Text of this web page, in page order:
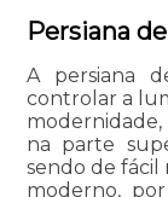
Persiana
A persiana
controlar a
na parte
sendo de fácil
moderno,